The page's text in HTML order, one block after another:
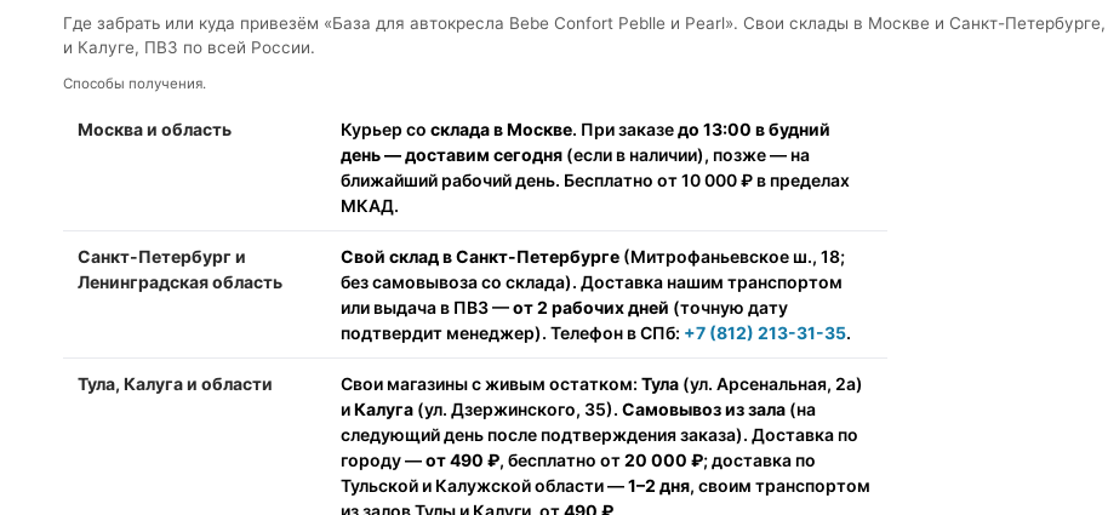
Где забрать или куда привезём «База для автокресла Bebe Confort Peblle и Pearl». Свои склады в Москве и Санкт-
и Калуге, ПВЗ по всей России.
Способы получения.
Москва и область Курьер со склада в Москве. При заказедо 13:00 в будний
день — доставим сегодня (если в наличии), позже — на
ближайший рабочий день. Бесплатно от 10 000 ₽ в пределах
МКАД.
Санкт-Петербург и
Ленинградская область
Свой склад в Санкт-Петербурге (Митрофаньевское ш., 18;
без самовывоза со склада). Доставка нашим транспортом
или выдача в ПВЗ —от 2 рабочих дней (точную дату
подтвердит менеджер). Телефон в СПб: +7 (812) 213-31-35.
Тула, Калуга и области Свои магазины с живым остатком: Тула (ул. Арсенальная, 2а)
иКалуга (ул. Дзержинского, 35). Самовывоз из зала (на
следующий день после подтверждения заказа). Доставка по
городу —от 490 ₽, бесплатно от20 000 ₽; доставка по
Тульской и Калужской области —1–2 дня, своим транспортом
из залов Тулы и Калуги, от490 ₽